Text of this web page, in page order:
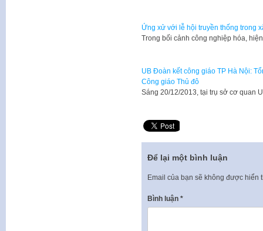
Ứng xử với lễ hội truyền thống trong
Trong bối cảnh công nghiệp hóa,
UB Đoàn kết công giáo TP Hà Nội:
Công giáo Thủ đô
​Sáng 20/12/2013, tại trụ sở cơ quan
Để lại một bình luận
Email của bạn sẽ không được hiển
Bình luận *